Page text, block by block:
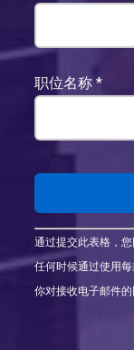
职位名称 *
Constant
Contact
的
通过提交此表格，
任何时候通过使用
你对接收电子邮件的